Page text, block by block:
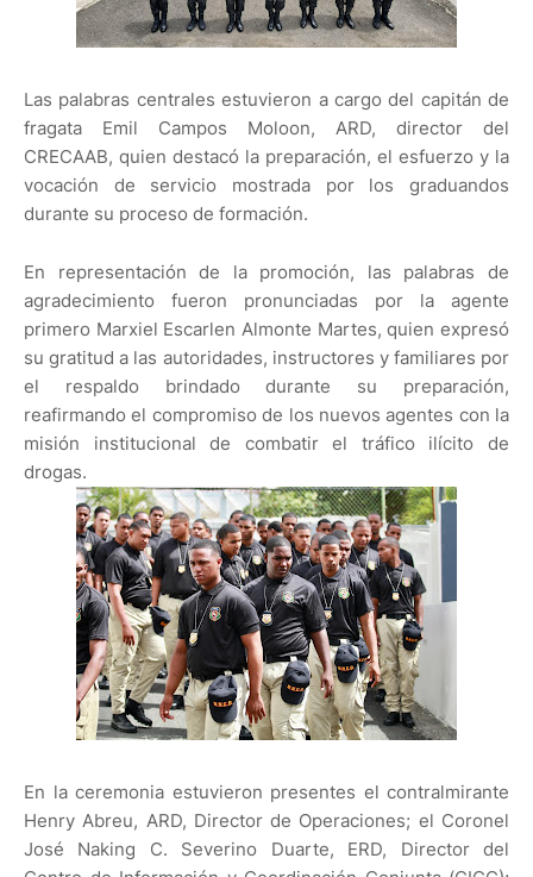
Las palabras centrales estuvieron a cargo del capitán de
fragata Emil Campos Moloon, ARD, director del
CRECAAB, quien destacó la preparación, el esfuerzo y la
vocación de servicio mostrada por los graduandos
durante su proceso de formación.
En representación de la promoción, las palabras de
agradecimiento fueron pronunciadas por la agente
primero Marxiel Escarlen Almonte Martes, quien expresó
su gratitud a las autoridades, instructores y familiares por
el respaldo brindado durante su preparación,
reafirmando el compromiso de los nuevos agentes con la
misión institucional de combatir el tráfico ilícito de
drogas.
En la ceremonia estuvieron presentes el contralmirante
Henry Abreu, ARD, Director de Operaciones; el Coronel
José Naking C. Severino Duarte, ERD, Director del